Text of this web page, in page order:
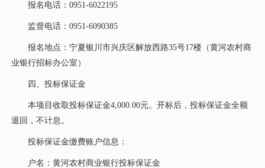
报名电话： 0951-6022195
监督电话： 0951-6090385
报名地点：宁夏银川市兴庆区解放西路35号17楼（黄河农村商
业银行招标办公室）
四、投标保证金
本项目收取投标保证金4,000.00元。开标后，投标保证金全额
退回，不计息。
投标保证金缴费账户信息：
户名：黄河农村商业银行投标保证金